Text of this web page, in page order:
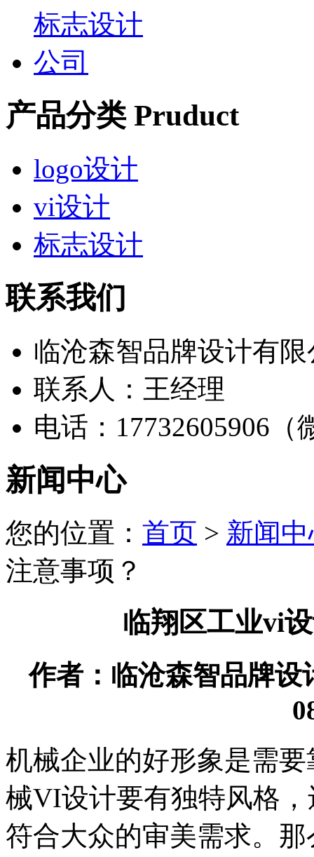
产品分类 Pruduct
logo设计
vi设计
标志设计
联系我们
临沧森智品牌设计有限
联系人：王经理
电话：17732605906（
新闻中心
您的位置： 首页 > 新闻
注意事项？
临翔区工业vi
作者：临沧森智品牌设
机械企业的好形象是需
械VI设计要有独特风格
符合大众的审美需求。